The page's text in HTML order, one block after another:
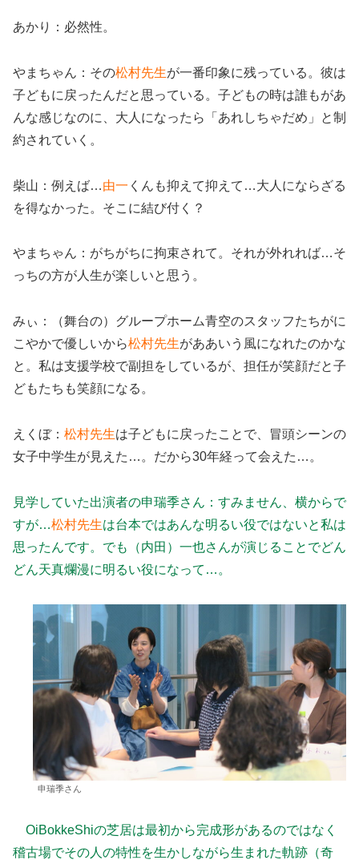
あかり：必然性。
やまちゃん：その松村先生が一番印象に残っている。彼は
子どもに戻ったんだと思っている。子どもの時は誰もがあ
んな感じなのに、大人になったら「あれしちゃだめ」と制
約されていく。
柴山：例えば…由一 くんも抑えて抑えて…大人にならざる
を得なかった。そこに結び付く？
やまちゃん：がちがちに拘束されて。それが外れれば…そ
っちの方が人生が楽しいと思う。
みぃ：（舞台の）グループホーム青空のスタッフたちがに
こやかで優しいから松村先生がああいう風になれたのかな
と。私は支援学校で副担をしているが、担任が笑顔だと子
どもたちも笑顔になる。
えくぼ： 松村先生は子どもに戻ったことで、冒頭シーンの
女子中学生が見えた…。だから30年経って会えた…。
見学していた出演者の申瑞季さん：すみません、横からで
すが…松村先生は台本ではあんな明るい役ではないと私は
思ったんです。でも（内田）一也さんが演じることでどん
どん天真爛漫に明るい役になって…。
申瑞季さん
OiBokkeShiの芝居は最初から完成形があるのではなく
稽古場でその人の特性を生かしながら生まれた軌跡（奇